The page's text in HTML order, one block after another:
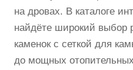
на дровах. В каталоге
найдёте широкий выбор
каменок с сеткой для
до мощных